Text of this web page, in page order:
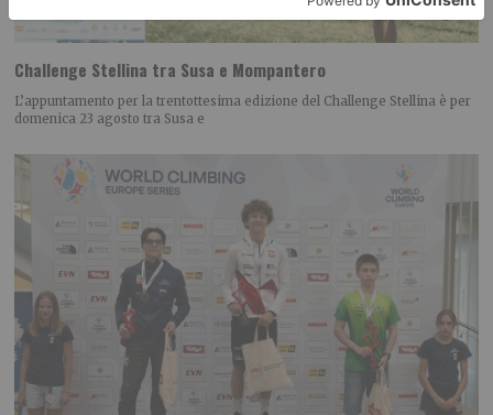
Challenge Stellina tra Susa e Mompantero
L’appuntamento per la trentottesima edizione del Challenge Stellina è per
domenica 23 agosto tra Susa e